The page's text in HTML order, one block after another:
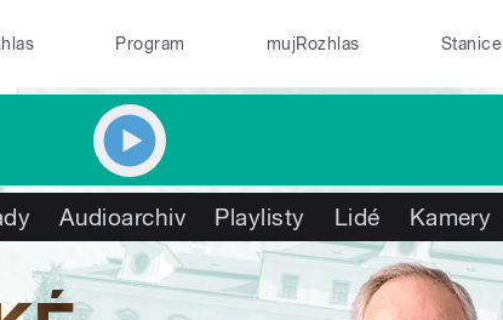
Program mujRozhlas Stanice
Audioarchiv Playlisty Lidé Kamery